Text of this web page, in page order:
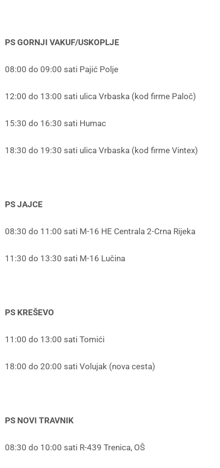
PS GORNJI VAKUF/USKOPLJE
08:00 do 09:00 sati Pajić Polje
12:00 do 13:00 sati ulica Vrbaska (kod firme Paloč)
15:30 do 16:30 sati Humac
18:30 do 19:30 sati ulica Vrbaska (kod firme Vintex)
PS JAJCE
08:30 do 11:00 sati M-16 HE Centrala 2-Crna Rijeka
11:30 do 13:30 sati M-16 Lučina
PS KREŠEVO
11:00 do 13:00 sati Tomići
18:00 do 20:00 sati Volujak (nova cesta)
PS NOVI TRAVNIK
08:30 do 10:00 sati R-439 Trenica, OŠ